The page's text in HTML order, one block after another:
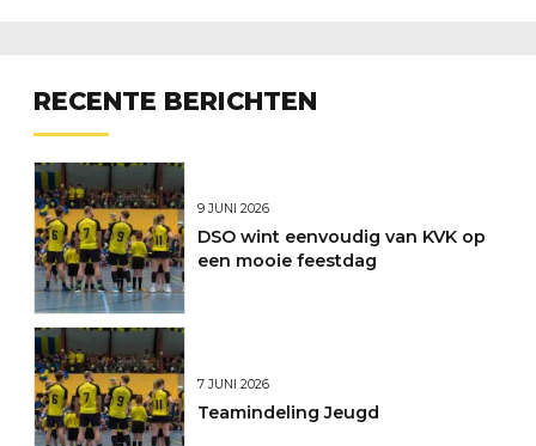
RECENTE BERICHTEN
9 JUNI 2026
DSO wint eenvoudig van KVK op
een mooie feestdag
7 JUNI 2026
Teamindeling Jeugd